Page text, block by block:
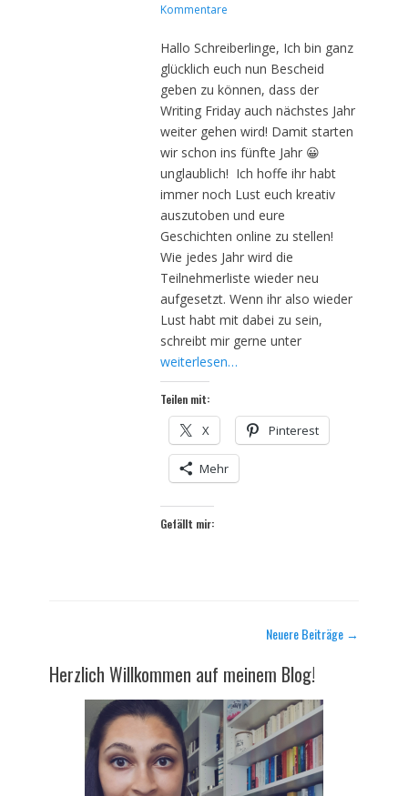
am
Kommentare
Hallo Schreiberlinge, Ich bin ganz
glücklich euch nun Bescheid
geben zu können, dass der
Writing Friday auch nächstes Jahr
weiter gehen wird! Damit starten
wir schon ins fünfte Jahr 😀
unglaublich! Ich hoffe ihr habt
immer noch Lust euch kreativ
auszutoben und eure
Geschichten online zu stellen!
Wie jedes Jahr wird die
Teilnehmerliste wieder neu
aufgesetzt. Wenn ihr also wieder
Lust habt mit dabei zu sein,
schreibt mir gerne unter
weiterlesen…
Teilen mit:
X Pinterest
Mehr
Gefällt mir:
Neuere Beiträge →
Herzlich Willkommen auf meinem Blog!